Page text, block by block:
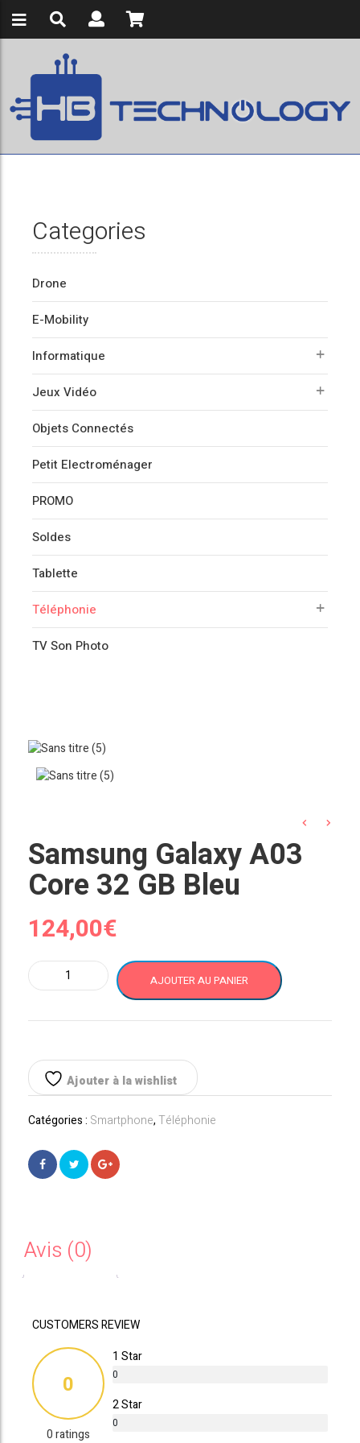
Categories
Drone
E-Mobility
Informatique
Jeux Vidéo
Objets Connectés
Petit Electroménager
PROMO
Soldes
Tablette
Téléphonie
TV Son Photo
Samsung Galaxy A03
Core 32 GB Bleu
124,00€
quantité
de
Galaxy
Core
32
GB
AJOUTER AU PANIER
Ajouter à la wishlist
Catégories : Smartphone,Téléphonie
Avis (0)
CUSTOMERS REVIEW
0
0 ratings
1 Star
0
2 Star
0